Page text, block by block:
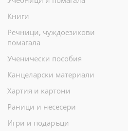
Книги
Речници, чуждоезикови
помагала
Ученически пособия
Канцеларски материали
Хартия и картони
Раници и несесери
Игри и подаръци